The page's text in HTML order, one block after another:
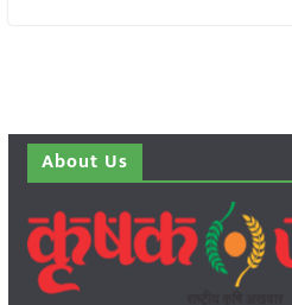
About Us